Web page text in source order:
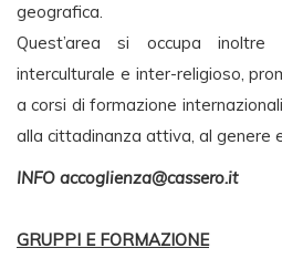
geografica.
Quest’area si occupa
interculturale e inter-religioso,
a corsi di formazione
alla cittadinanza attiva, al genere
INFO accoglienza@cassero.it
GRUPPI E FORMAZIONE